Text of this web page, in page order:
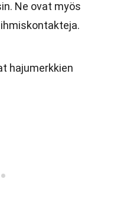
Ne ovat myös
hajumerkkien